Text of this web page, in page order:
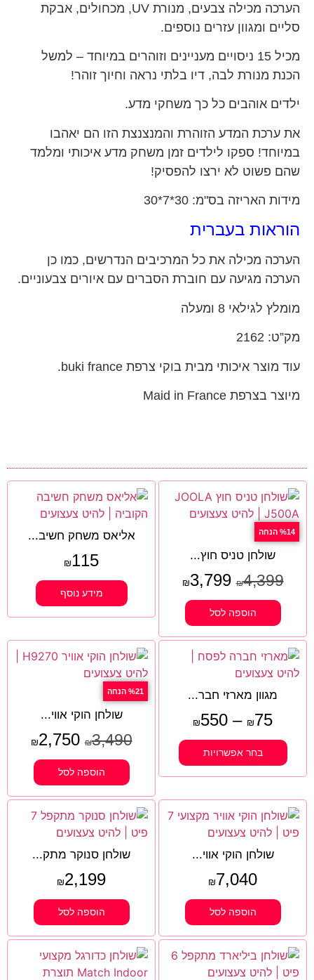
הערכה מכילה צבעים, מנורת UV, מכחולים, אבקת
סליים ומגוון עזרים נוספים.
מכיל 15 ניסויים מעניינים וזוהרים במיוחד – למשל
הכנת מנורת לבה, דיו בלתי נראה וחיוך זוהר!
ילדים אוהבים כל כך משחקי מדע.
את ערכת המדע הזוהרת והמנצנצת הזו הם יאהבו
במיוחד! ספקו לילדים זמן משחק מדע איכותי ומלמד
שהם פשוט לא ירצו להפסיק!
מידות האריזה בס"מ: 30*7*30
הוראות בעברית
הערכה מכילה את כל המרכיבים הנדרשים, כמו כן
הערכה מגיעה עם חוברת הסברים עם איורים צבעוניים.
מומלץ לגילאי 8 ומעלה
מק”ט: 2162
עוד מוצר איכותי מבית בוקי צרפת buki france.
מיוצר בצרפת Maid in France
%14 הנחה
שולחן טניס חוץ...
₪4,399
₪3,799
הוספה לסל
אליאס משחק חשיב...
₪115
מידע נוסף
מגוון מארזי חבר...
₪75
–
₪550
בחר אפשרויות
%21 הנחה
שולחן הוקי אווי...
₪3,490
₪2,750
הוספה לסל
שולחן הוקי אווי...
₪7,040
הוספה לסל
שולחן סנוקר מתק...
₪2,199
הוספה לסל